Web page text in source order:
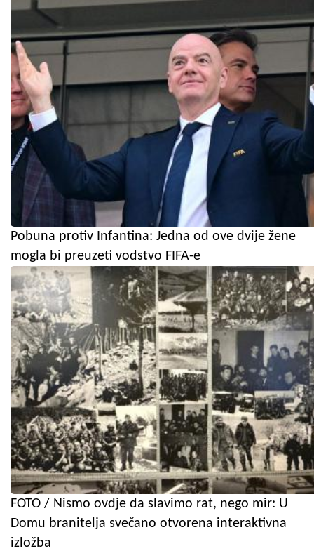
Pobuna protiv Infantina: Jedna od ove dvije žene
mogla bi preuzeti vodstvo FIFA-e
FOTO / Nismo ovdje da slavimo rat, nego mir: U
Domu branitelja svečano otvorena interaktivna
izložba